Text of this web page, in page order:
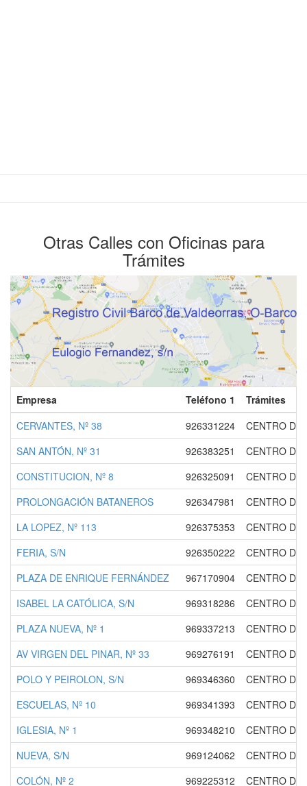
Otras Calles con Oficinas para
Trámites
Empresa Teléfono 1
Trámites
CERVANTES, Nº 38
926331224
CENTRO DE
SAN ANTÓN, Nº 31
926383251
CENTRO DE
CONSTITUCION, Nº 8
926325091
CENTRO DE
PROLONGACIÓN BATANEROS
926347981
CENTRO DE
LA LOPEZ, Nº 113
926375353
CENTRO DE
FERIA, S/N
926350222
CENTRO DE
PLAZA DE ENRIQUE FERNÁNDEZ
967170904
CENTRO DE
ISABEL LA CATÓLICA, S/N
969318286
CENTRO DE
PLAZA NUEVA, Nº 1
969337213
CENTRO DE
AV VIRGEN DEL PINAR, Nº 33
969276191
CENTRO DE
POLO Y PEIROLON, S/N
969346360
CENTRO DE
ESCUELAS, Nº 10
969341393
CENTRO DE
IGLESIA, Nº 1
969348210
CENTRO DE
NUEVA, S/N
969124062
CENTRO DE
COLÓN, Nº 2
969225312 CENTRO DE